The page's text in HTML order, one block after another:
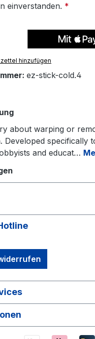
einverstanden. *
hinzufügen
ez-stick-cold.4
about warping or
Developed specifically
and educat…